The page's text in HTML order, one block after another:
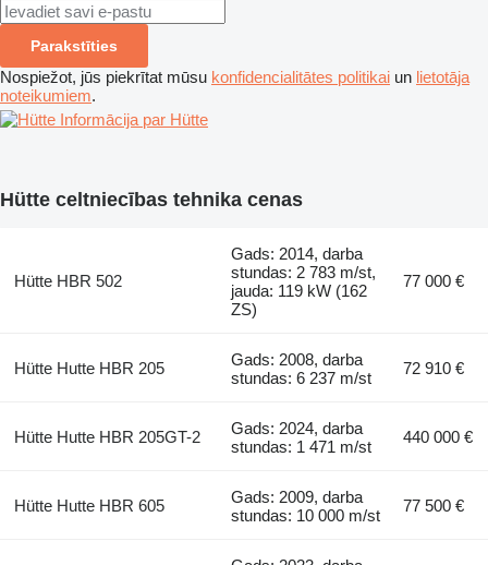
Parakstīties
Nospiežot, jūs piekrītat mūsu konfidencialitātes politikai un lietotāja
noteikumiem.
Informācija par Hütte
Hütte celtniecības tehnika cenas
Hütte HBR 502
Gads: 2014, darba
stundas: 2 783 m/st,
jauda: 119 kW (162
ZS)
77 000 €
Hütte Hutte HBR 205
Gads: 2008, darba
stundas: 6 237 m/st
72 910 €
Hütte Hutte HBR 205GT-2
Gads: 2024, darba
stundas: 1 471 m/st
440 000 €
Hütte Hutte HBR 605
Gads: 2009, darba
stundas: 10 000 m/st
77 500 €